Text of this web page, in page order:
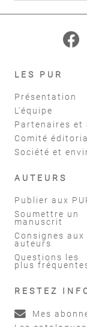
LES PUR
Présentation
L'équipe
Partenaires et
Comité éditorial
Société et
AUTEURS
Publier aux
Soumettre un
manuscrit
Consignes aux
auteurs
Questions les
plus
RESTEZ
Mes